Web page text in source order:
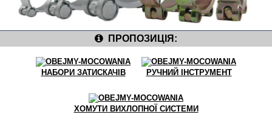
ПРОПОЗИЦІЯ:
НАБОРИ ЗАТИСКАЧІВ РУЧНИЙ ІНСТРУМЕНТ
ХОМУТИ ВИХЛОПНОЇ СИСТЕМИ